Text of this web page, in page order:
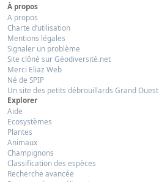
À propos
A propos
Charte d’utilisation
Mentions légales
Signaler un problème
Site clôné sur Géodiversité.net
Merci Eliaz Web
Né de SPIP
Un site des petits débrouillards Grand Ouest
Explorer
Aide
Ecosystèmes
Plantes
Animaux
Champignons
Classification des espèces
Recherche avancée